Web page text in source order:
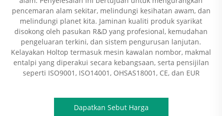
pencemaran alam sekitar, melindungi kesihatan awam, dan
melindungi planet kita. Jaminan kualiti produk syarikat
disokong oleh pasukan R&D yang profesional, kemudahan
pengeluaran terkini, dan sistem pengurusan lanjutan.
Kelayakan Holtop termasuk mesin kawalan nombor, makmal
entalpi yang diperakui secara kebangsaan, serta pensijilan
seperti ISO9001, ISO14001, OHSAS18001, CE, dan EUR
Dapatkan Sebut Harga